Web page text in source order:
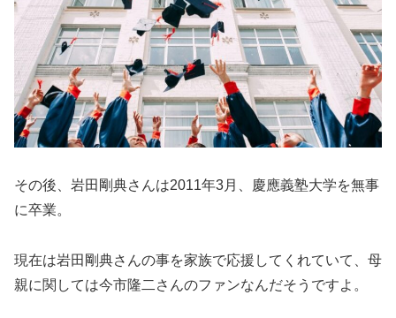
その後、岩田剛典さんは2011年3月、慶應義塾大学を無事
に卒業。
現在は岩田剛典さんの事を家族で応援してくれていて、母
親に関しては今市隆二さんのファンなんだそうですよ。